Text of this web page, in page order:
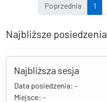
Poprzednia
1
Najbliższe posiedzenia
Najbliższa sesja
Data posiedzenia: -
Miejsce: -